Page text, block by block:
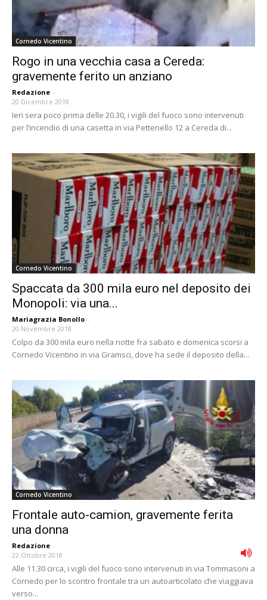
Cornedo Vicentino
Rogo in una vecchia casa a Cereda:
gravemente ferito un anziano
Redazione -
20 Dicembre 2018
Ieri sera poco prima delle 20.30, i vigili del fuoco sono intervenuti
per l’incendio di una casetta in via Pettenello 12 a Cereda di...
Cornedo Vicentino
Spaccata da 300 mila euro nel deposito dei
Monopoli: via una...
Mariagrazia Bonollo -
20 Novembre 2018
Colpo da 300 mila euro nella notte fra sabato e domenica scorsi a
Cornedo Vicentino in via Gramsci, dove ha sede il deposito della...
Cornedo Vicentino
Frontale auto-camion, gravemente ferita
una donna
Redazione -
22 Ottobre 2018
Alle 11.30 circa, i vigili del fuoco sono intervenuti in via Tommasoni a
Cornedo per lo scontro frontale tra un autoarticolato che viaggiava
verso...